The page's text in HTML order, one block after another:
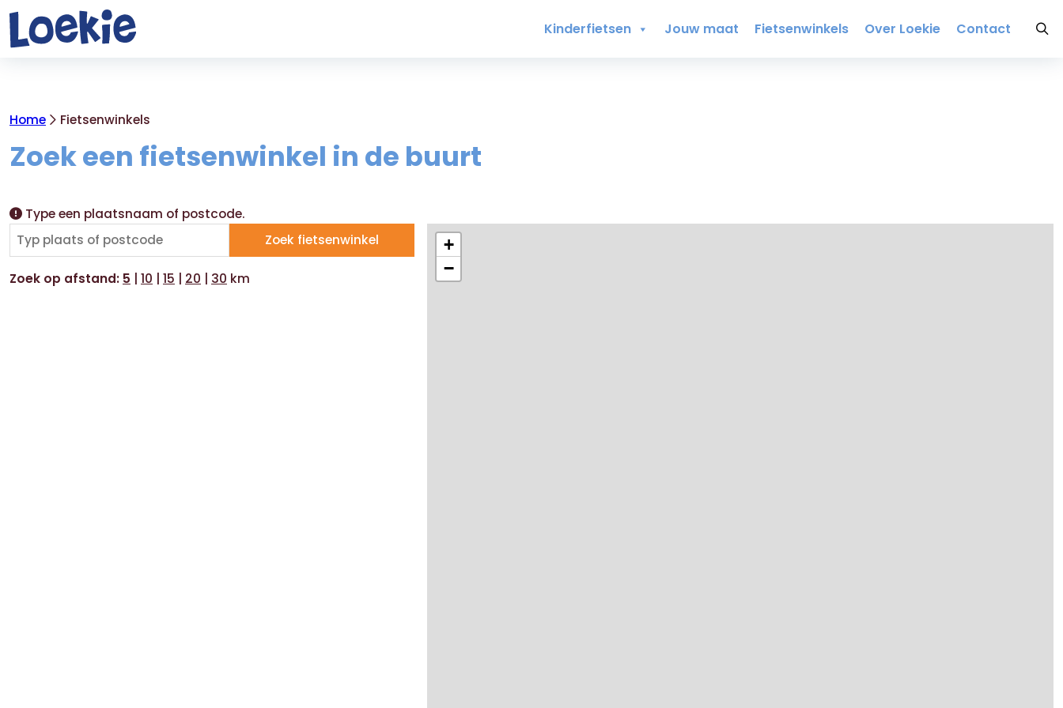
Naar hoofdinhoud
Kinderfietsen Jouw maat Fietsenwinkels Over Loekie Contact
Home Fietsenwinkels
Zoek een fietsenwinkel in de buurt
Fout
Type een plaatsnaam of postcode.
Zoek fietsenwinkel
Zoek op afstand: 5 | 10 | 15 | 20 | 30 km
+
−